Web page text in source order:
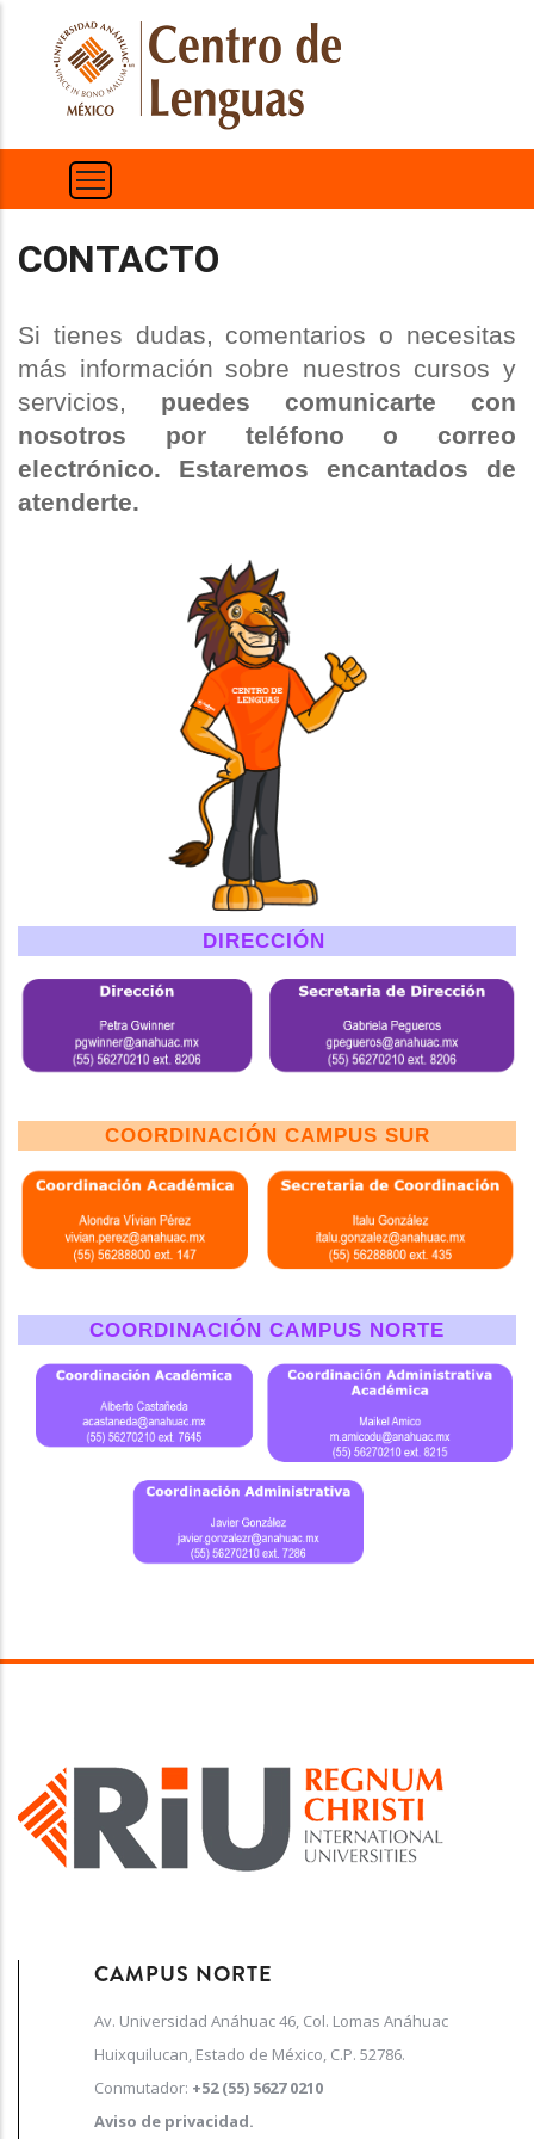
contenido
CONTACTO
Si tienes dudas, comentarios o necesitas
más información sobre nuestros cursos y
servicios, puedes comunicarte con
nosotros por teléfono o correo
electrónico. Estaremos encantados de
atenderte.
DIRECCIÓN
COORDINACIÓN CAMPUS SUR
COORDINACIÓN CAMPUS NORTE
CAMPUS NORTE
Av. Universidad Anáhuac 46, Col. Lomas Anáhuac
Huixquilucan, Estado de México, C.P. 52786.
Conmutador: +52 (55) 5627 0210
Aviso de privacidad.